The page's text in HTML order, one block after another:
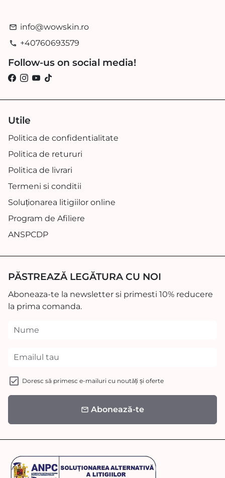
email info@wowskin.ro
phone +40760693579
Follow-us on social media!
Utile
Politica de confidentialitate
Politica de retururi
Politica de livrari
Termeni si conditii
Soluționarea litigiilor online
Program de Afiliere
ANSPCDP
PĂSTREAZĂ LEGĂTURA CU NOI
Aboneaza-te la newsletter si primesti 10% reducere
la prima comanda.
Doresc să primesc e-mailuri cu noutăți și oferte
email Abonează-te